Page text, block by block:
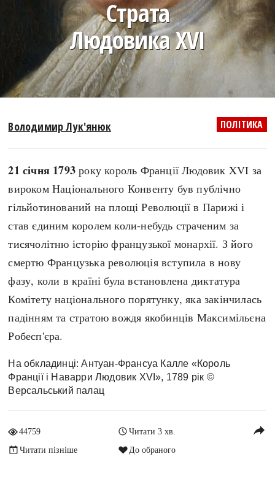
search
СЬОГОДНІ
ПРАВИЛА ЖИТТЯ
ПОДКАСТИ
КАРТИ
НОТА БЕНЕ
ПРЯМА МОВА
МОЯ ІСТОРІЯ
Авіація і космонавтика
Архітектура і будівництво
Битви і війни
Катастрофи
Кримінал
Культура і мистецтво
Людина і суспільство
Подорожі і відкриття
Політика
Княжа доба
Козацька доба
Українська революція
Україна радянська
ЗНО
Античні часи
Темні віки
Високе Середньовіччя
Страта
Людовика XVI
ПОЛІТИКА
Володимир Лук'янюк
21 січня 1793 року король Франції Людовик XVI за
вироком Національного Конвенту був публічно
гільйотинований на площі Революції в Парижі і
став єдиним королем коли-небудь страченим за
тисячолітню історію французької монархії. З його
смертю Французька революція вступила в нову
фазу, коли в країні була встановлена диктатура
Комітету національного порятунку, яка закінчилась
падінням та стратою вождя якобинців Максимільєна
Робесп'єра.
На обкладинці: Антуан-Франсуа Калле «Король
Франції і Наварри Людовик XVI», 1789 рік ©
Версальський палац
44759
Читати 3 хв.
Читати пізніше
До обраного
reply